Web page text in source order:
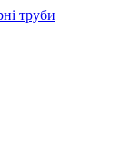
труби